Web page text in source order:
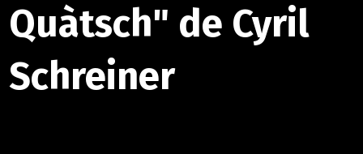
Quàtsch" de Cyril
Schreiner